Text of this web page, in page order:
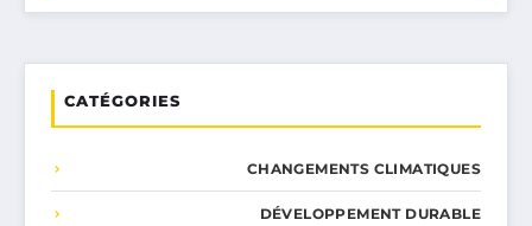
CATÉGORIES
CHANGEMENTS CLIMATIQUES
DÉVELOPPEMENT DURABLE